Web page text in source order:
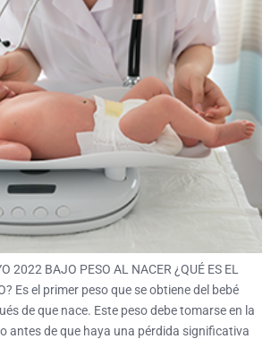
2022 BAJO PESO AL NACER ¿QUÉ ES EL
Es el primer peso que se obtiene del bebé
de que nace. Este peso debe tomarse en la
antes de que haya una pérdida significativa